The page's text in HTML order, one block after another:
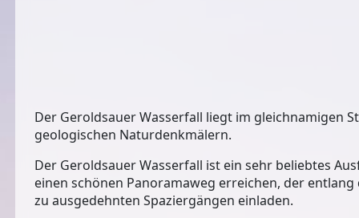
Der Geroldsauer Wasserfall liegt im gleichnamigen
geologischen Naturdenkmälern.
Der Geroldsauer Wasserfall ist ein sehr beliebtes
einenschönen Panoramaweg erreichen, der entlang
zu ausgedehnten Spaziergängen einladen.